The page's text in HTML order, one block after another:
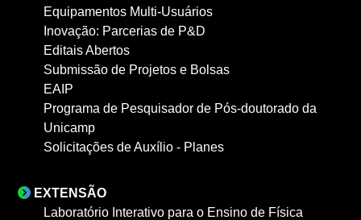
Equipamentos Multi-Usuários
Inovação: Parcerias de P&D
Editais Abertos
Submissão de Projetos e Bolsas
EAIP
Programa de Pesquisador de Pós-doutorado da
Unicamp
Solicitações de Auxílio - Planes
EXTENSÃO
Laboratório Interativo para o Ensino de Física